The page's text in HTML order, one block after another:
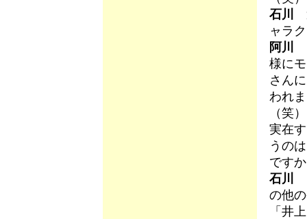
石川
ャラ
阿川
様に
さん
われ
（笑
実在
うの
です
石川
の他
「井